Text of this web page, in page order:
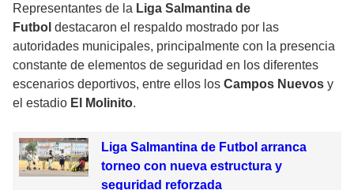
Representantes de la Liga Salmantina de
Futbol destacaron el respaldo mostrado por las
autoridades municipales, principalmente con la presencia
constante de elementos de seguridad en los diferentes
escenarios deportivos, entre ellos los Campos Nuevos y
el estadio El Molinito.
Liga Salmantina de Futbol arranca
torneo con nueva estructura y
seguridad reforzada